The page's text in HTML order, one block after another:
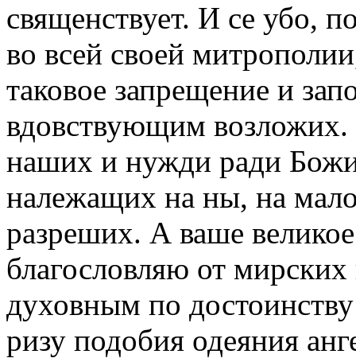
священствует. И се убо,
во всей своей
таковое запрещение и
вдовствующим
наших и нужди ради
належащих на ны, на
разреших. А ваше
благословляю от
духовным по
ризу подобия одеяния